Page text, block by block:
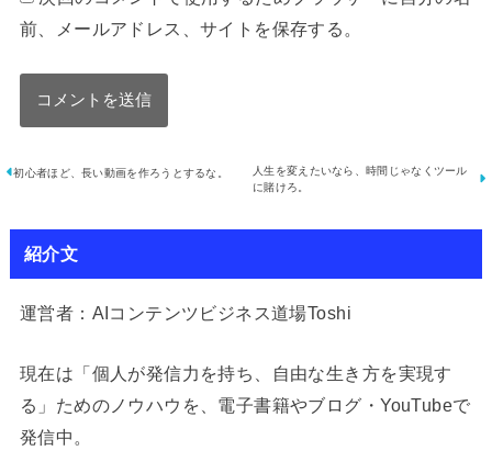
前、メールアドレス、サイトを保存する。
初心者ほど、長い動画を作ろうとするな。
人生を変えたいなら、時間じゃなくツール
に賭けろ。
紹介文
運営者：AIコンテンツビジネス道場Toshi
現在は「個人が発信力を持ち、自由な生き方を実現す
る」ためのノウハウを、電子書籍やブログ・YouTubeで
発信中。